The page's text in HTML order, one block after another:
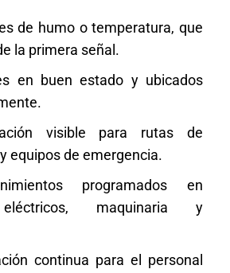
de humo o temperatura, que
la primera señal.
en buen estado y ubicados
visible para rutas de
equipos de emergencia.
programados en
maquinaria y
continua para el personal